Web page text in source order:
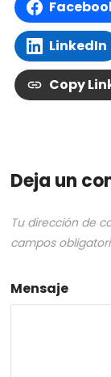
LinkedIn
Copy
Deja un
Tu dirección de
campos
Mensaje